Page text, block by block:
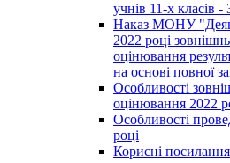
учнів 11-х класів
Наказ МОНУ
2022 році
оцінювання
на основі повної
Особливості
оцінювання 2022
Особливості
році
Корисні